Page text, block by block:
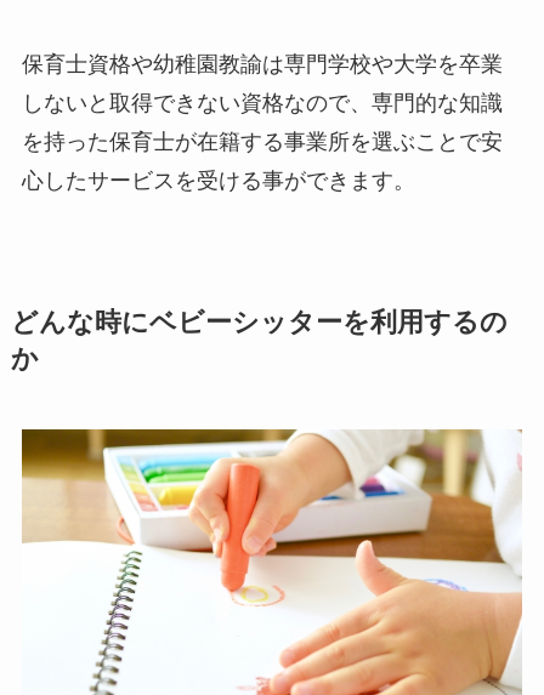
保育士資格や幼稚園教諭は専門学校や大学を卒業
しないと取得できない資格なので、専門的な知識
を持った保育士が在籍する事業所を選ぶことで安
心したサービスを受ける事ができます。
どんな時にベビーシッターを利用するの
か